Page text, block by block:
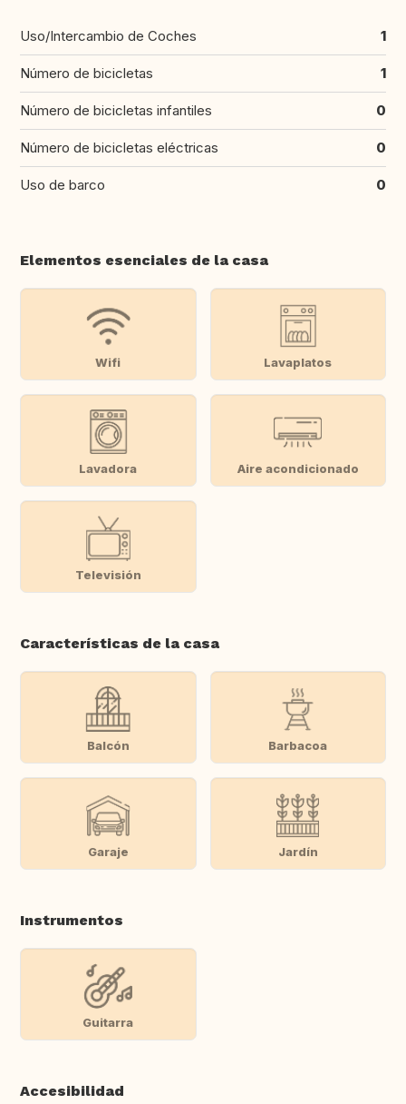
Uso/Intercambio de Coches 1
Número de bicicletas 1
Número de bicicletas infantiles 0
Número de bicicletas eléctricas 0
Uso de barco 0
Elementos esenciales de la casa
Wifi Lavaplatos
Lavadora Aire acondicionado
Televisión
Características de la casa
Balcón Barbacoa
Garaje Jardín
Instrumentos
Guitarra
Accesibilidad